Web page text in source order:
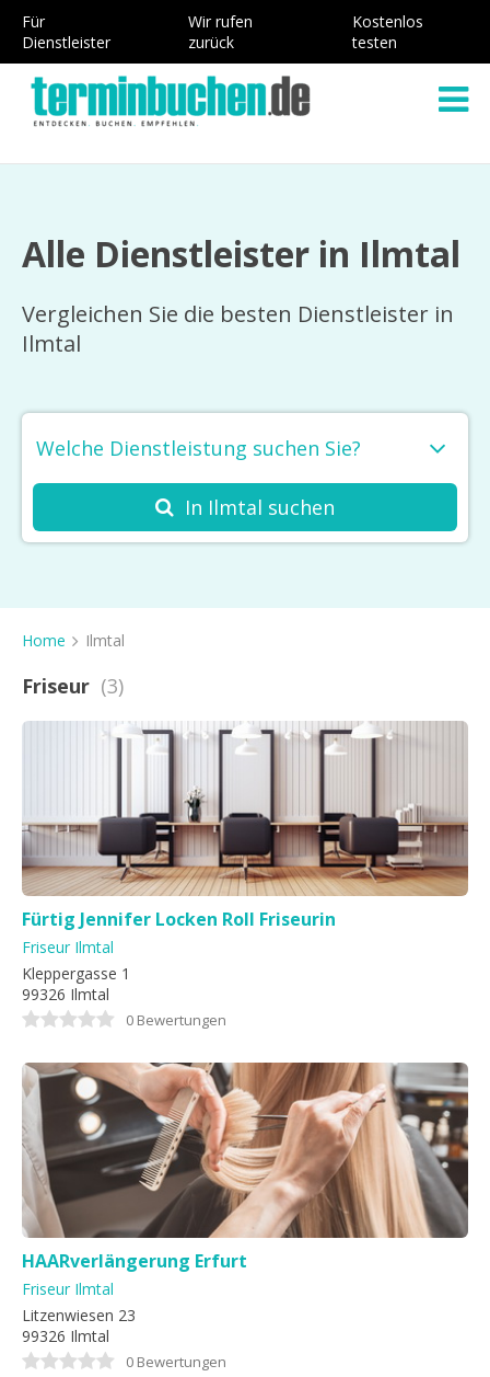
Für
Dienstleister
Wir rufen
zurück
Kostenlos
testen
Alle Dienstleister in Ilmtal
Vergleichen Sie die besten Dienstleister in
Ilmtal
Welche Dienstleistung suchen Sie?
Friseur
Spa
Massage
Haarentfernung
Barbershop
Tattoo & Piercing
Sonnenstudio
In Ilmtal suchen
Home Ilmtal
Friseur (3)
Fürtig Jennifer Locken Roll Friseurin
Friseur Ilmtal
Kleppergasse 1
99326 Ilmtal
0 Bewertungen
HAARverlängerung Erfurt
Friseur Ilmtal
Litzenwiesen 23
99326 Ilmtal
0 Bewertungen